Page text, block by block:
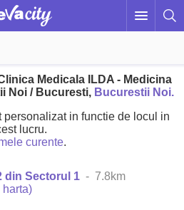
Medicala ILDA - Medicina
Noi / Bucuresti, Bucurestii Noi.
personalizat in functie de locul in
lucru.
curente.
din Sectorul 1 - 7.8km
harta)